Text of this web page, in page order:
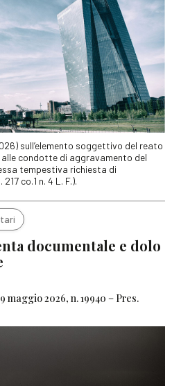
sull’elemento soggettivo del reato
condotte di aggravamento del
tempestiva richiesta di
co.1 n. 4 L. F.).
documentale e dolo
maggio 2026, n. 19940 – Pres.